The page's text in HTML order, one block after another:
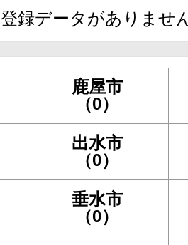
登録データがありませ
鹿屋市
（0）
出水市
（0）
垂水市
（0）